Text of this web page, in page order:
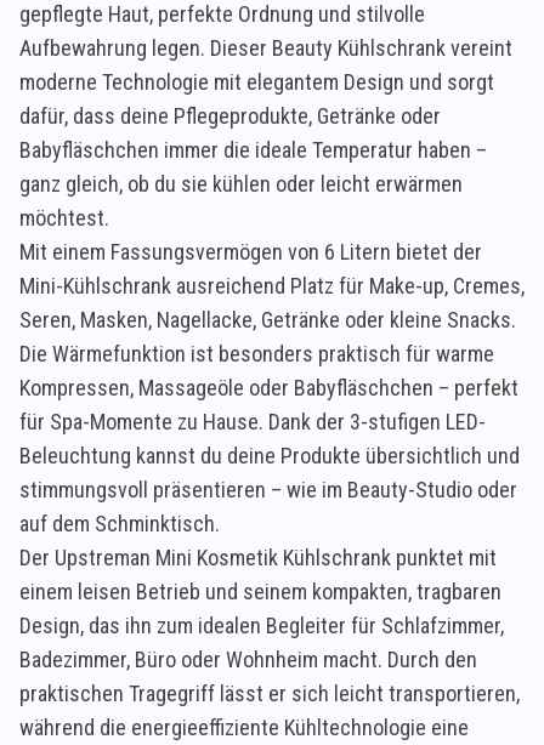
gepflegte Haut, perfekte Ordnung und stilvolle
Aufbewahrung legen. Dieser Beauty Kühlschrank vereint
moderne Technologie mit elegantem Design und sorgt
dafür, dass deine Pflegeprodukte, Getränke oder
Babyfläschchen immer die ideale Temperatur haben –
ganz gleich, ob du sie kühlen oder leicht erwärmen
möchtest.
Mit einem Fassungsvermögen von 6 Litern bietet der
Mini-Kühlschrank ausreichend Platz für Make-up, Cremes,
Seren, Masken, Nagellacke, Getränke oder kleine Snacks.
Die Wärmefunktion ist besonders praktisch für warme
Kompressen, Massageöle oder Babyfläschchen – perfekt
für Spa-Momente zu Hause. Dank der 3-stufigen LED-
Beleuchtung kannst du deine Produkte übersichtlich und
stimmungsvoll präsentieren – wie im Beauty-Studio oder
auf dem Schminktisch.
Der Upstreman Mini Kosmetik Kühlschrank punktet mit
einem leisen Betrieb und seinem kompakten, tragbaren
Design, das ihn zum idealen Begleiter für Schlafzimmer,
Badezimmer, Büro oder Wohnheim macht. Durch den
praktischen Tragegriff lässt er sich leicht transportieren,
während die energieeffiziente Kühltechnologie eine